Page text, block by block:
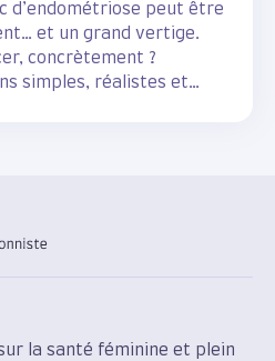
d’endométriose peut être
et un grand vertige.
concrètement ?
simples, réalistes et
la santé féminine et plein